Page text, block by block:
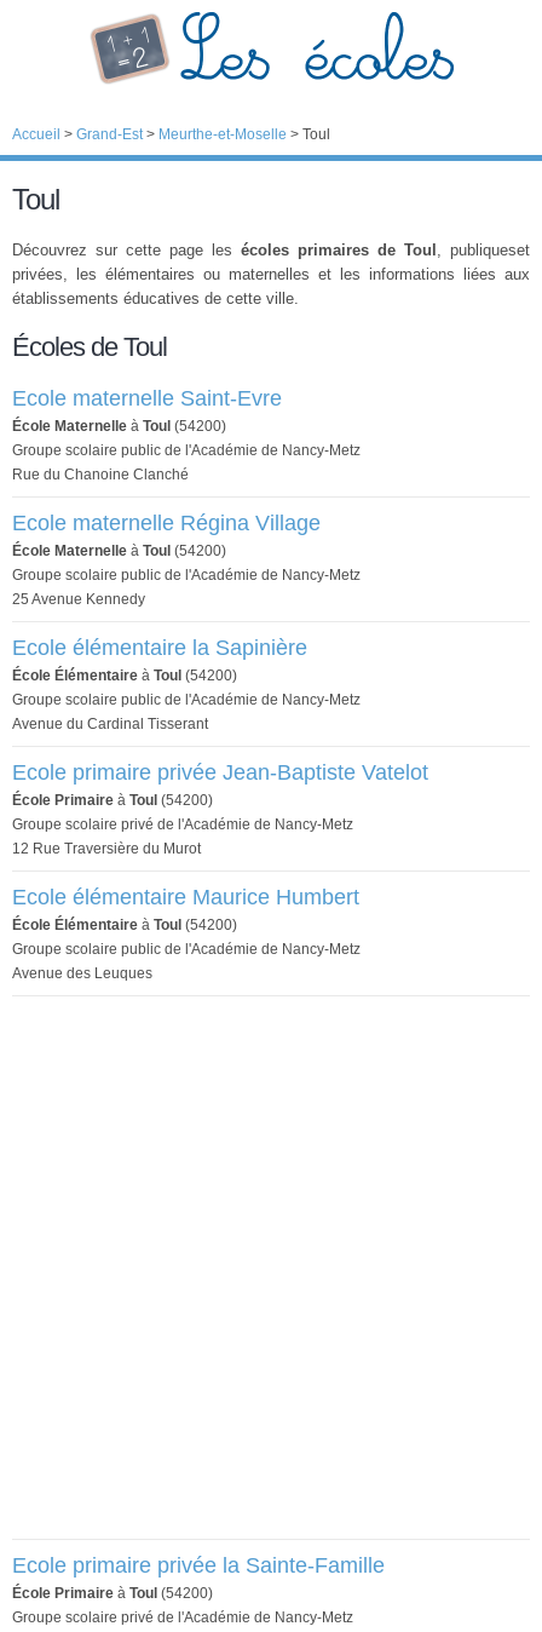
Accueil > Grand-Est> Meurthe-et-Moselle > Toul
Toul
Découvrez sur cette page les écoles primaires de Toul , publiqueset
privées, les élémentaires ou maternelles et les informations liées aux
établissements éducatives de cette ville.
Écoles de Toul
Ecole maternelle Saint-Evre
École Maternelle à Toul (54200)
Groupe scolaire public de l'Académie de Nancy-Metz
Rue du Chanoine Clanché
Ecole maternelle Régina Village
École Maternelle à Toul (54200)
Groupe scolaire public de l'Académie de Nancy-Metz
25 Avenue Kennedy
Ecole élémentaire la Sapinière
École Élémentaire à Toul (54200)
Groupe scolaire public de l'Académie de Nancy-Metz
Avenue du Cardinal Tisserant
Ecole primaire privée Jean-Baptiste Vatelot
École Primaire à Toul (54200)
Groupe scolaire privé de l'Académie de Nancy-Metz
12 Rue Traversière du Murot
Ecole élémentaire Maurice Humbert
École Élémentaire à Toul (54200)
Groupe scolaire public de l'Académie de Nancy-Metz
Avenue des Leuques
Ecole primaire privée la Sainte-Famille
École Primaire à Toul (54200)
Groupe scolaire privé de l'Académie de Nancy-Metz